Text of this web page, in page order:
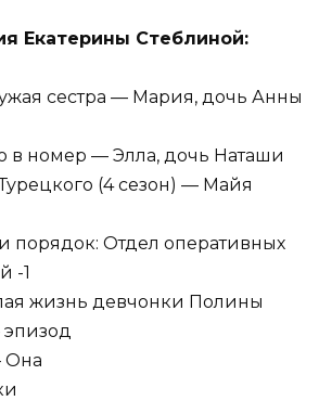
Екатерины Стеблиной:
сестра — Мария, дочь Анны
в номер — Элла, дочь Наташи
(4 сезон) — Майя
порядок: Отдел оперативных
-1
жизнь девчонки Полины
Она